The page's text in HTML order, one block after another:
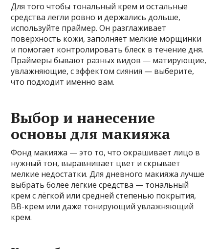
Для того чтобы тональный крем и остальные
средства легли ровно и держались дольше,
используйте праймер. Он разглаживает
поверхность кожи, заполняет мелкие морщинки
и помогает контролировать блеск в течение дня.
Праймеры бывают разных видов — матирующие,
увлажняющие, с эффектом сияния — выберите,
что подходит именно вам.
Выбор и нанесение
основы для макияжа
Фонд макияжа — это то, что окрашивает лицо в
нужный тон, выравнивает цвет и скрывает
мелкие недостатки. Для дневного макияжа лучше
выбрать более легкие средства — тональный
крем с лёгкой или средней степенью покрытия,
BB-крем или даже тонирующий увлажняющий
крем.